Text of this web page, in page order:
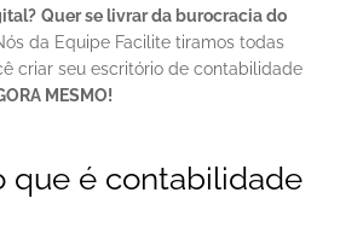
Quer se livrar da burocracia do
da Equipe Facilite tiramos todas
criar seu escritório de contabilidade
MESMO!
que é contabilidade